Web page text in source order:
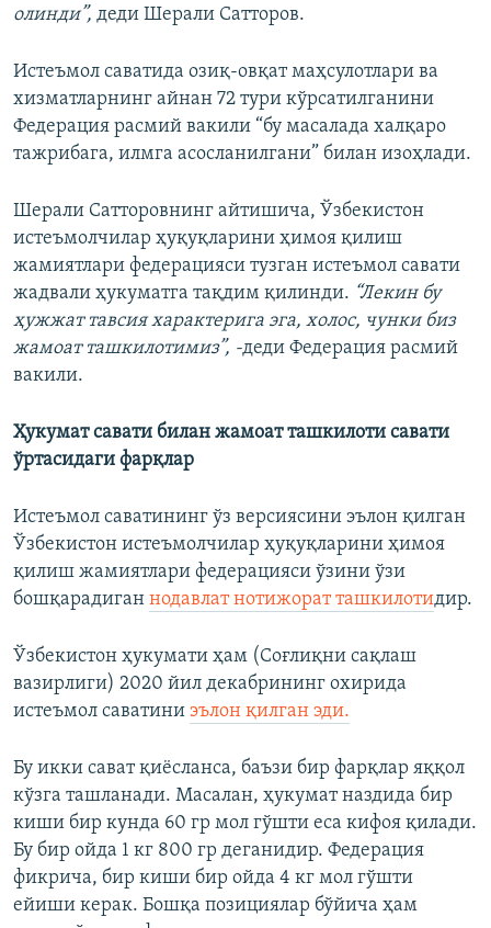
олинди”, деди Шерали Сатторов.
Истеъмол саватида озиқ-овқат маҳсулотлари ва
хизматларнинг айнан 72 тури кўрсатилганини
Федерация расмий вакили “бу масалада халқаро
тажрибага, илмга асосланилгани” билан изоҳлади.
Шерали Сатторовнинг айтишича, Ўзбекистон
истеъмолчилар ҳуқуқларини ҳимоя қилиш
жамиятлари федерацияси тузган истеъмол савати
жадвали ҳукуматга тақдим қилинди. “Лекин бу
ҳужжат тавсия характерига эга, холос, чунки биз
жамоат ташкилотимиз”, -деди Федерация расмий
вакили.
Ҳукумат савати билан жамоат ташкилоти савати
ўртасидаги фарқлар
Истеъмол саватининг ўз версиясини эълон қилган
Ўзбекистон истеъмолчилар ҳуқуқларини ҳимоя
қилиш жамиятлари федерацияси ўзини ўзи
бошқарадиган нодавлат нотижорат ташкилотидир.
Ўзбекистон ҳукумати ҳам (Соғлиқни сақлаш
вазирлиги) 2020 йил декабрининг охирида
истеъмол саватини эълон қилган эди.
Бу икки сават қиёсланса, баъзи бир фарқлар яққол
кўзга ташланади. Масалан, ҳукумат наздида бир
киши бир кунда 60 гр мол гўшти еса кифоя қилади.
Бу бир ойда 1 кг 800 гр деганидир. Федерация
фикрича, бир киши бир ойда 4 кг мол гўшти
ейиши керак. Бошқа позициялар бўйича ҳам